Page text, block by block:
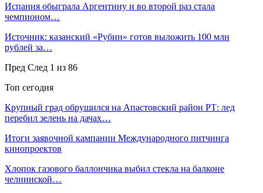
Испания обыграла Аргентину и во второй раз стала
чемпионом…
Источник: казанский «Рубин» готов выложить 100 млн
рублей за…
Пред След 1 из 86
Топ сегодня
Крупный град обрушился на Апастовский район РТ: лед
перебил зелень на дачах…
Итоги заявочной кампании Международного питчинга
кинопроектов
Хлопок газового баллончика выбил стекла на балконе
челнинской…